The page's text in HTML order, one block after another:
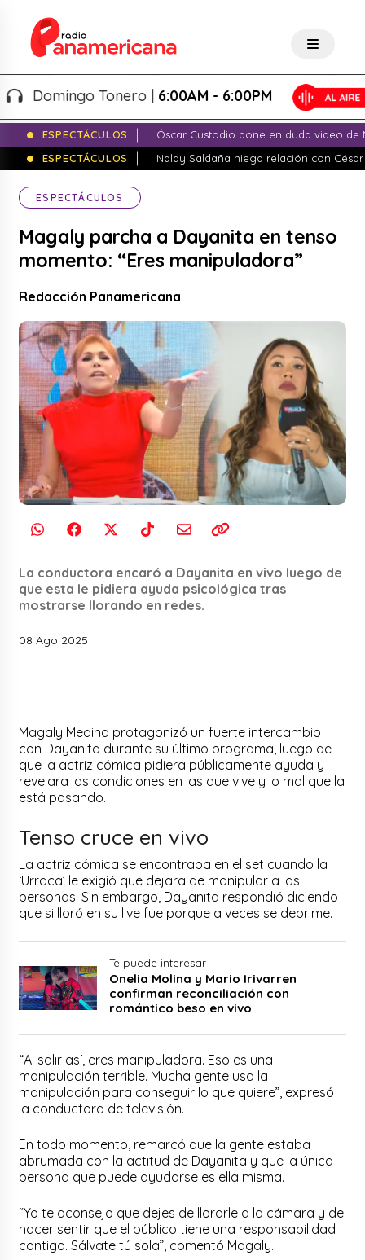
Domingo Tonero |6:00AM - 6:00PM
ESPECTÁCULOS
Óscar Custodio pone en duda video de
ESPECTÁCULOS
Naldy Saldaña niega relación con
ESPECTÁCULOS
Magaly parcha a Dayanita en tenso
momento: “Eres manipuladora”
Redacción Panamericana
La conductora encaró a Dayanita en vivo luego de
que esta le pidiera ayuda psicológica tras
mostrarse llorando en redes.
08 Ago 2025
Magaly Medina protagonizó un fuerte intercambio
con Dayanita durante su último programa, luego de
que la actriz cómica pidiera públicamente ayuda y
revelara las condiciones en las que vive y lo mal que la
está pasando.
Tenso cruce en vivo
La actriz cómica se encontraba en el set cuando la
‘Urraca’ le exigió que dejara de manipular a las
personas. Sin embargo, Dayanita respondió diciendo
que si lloró en su live fue porque a veces se deprime.
Te puede interesar
Onelia Molina y Mario Irivarren
confirman reconciliación con
romántico beso en vivo
“Al salir así, eres manipuladora. Eso es una
manipulación terrible. Mucha gente usa la
manipulación para conseguir lo que quiere”, expresó
la conductora de televisión.
En todo momento, remarcó que la gente estaba
abrumada con la actitud de Dayanita y que la única
persona que puede ayudarse es ella misma.
“Yo te aconsejo que dejes de llorarle a la cámara y de
hacer sentir que el público tiene una responsabilidad
contigo. Sálvate tú sola”, comentó Magaly.